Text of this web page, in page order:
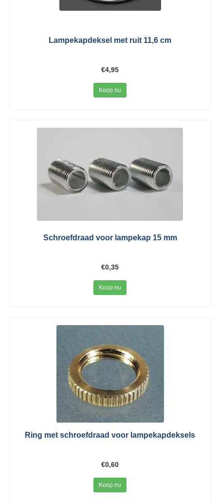
Lampekapdeksel met ruit 11,6 cm
€4,95
Koop nu
Schroefdraad voor lampekap 15 mm
€0,35
Koop nu
Ring met schroefdraad voor lampekapdeksels
€0,60
Koop nu